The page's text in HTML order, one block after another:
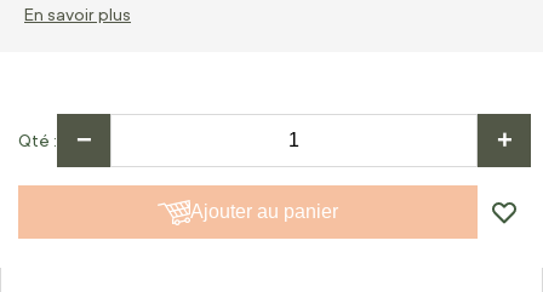
En savoir plus
Qté − +
Ajouter au panier